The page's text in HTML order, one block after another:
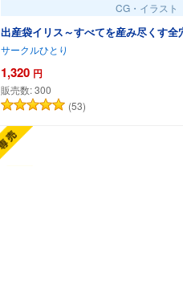
CG・イラスト
出産袋イリス～すべてを産み尽くす
サークルひとり
1,320 円
販売数:300
(53)